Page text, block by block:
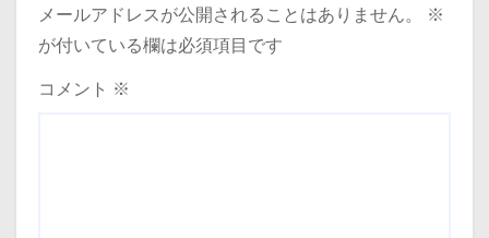
メールアドレスが公開されることはありません。
※
が付いている欄は必須項目です
コメント ※